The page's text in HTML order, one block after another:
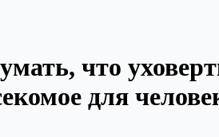
что
для